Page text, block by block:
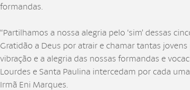
formandas.
“Partilhamos a nossa alegria pelo ‘sim’ dessas
Gratidão a Deus por atrair e chamar tantas
vibração e a alegria das nossas formandas e
Lourdes e Santa Paulina intercedam por cada
Irmã Eni Marques.